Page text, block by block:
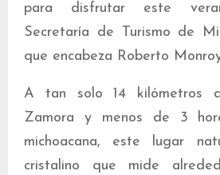
para disfrutar este
Secretaría de Turismo de
que encabeza Roberto
A tan solo 14 kilómetros
Zamora y menos de 3
michoacana, este lugar
cristalino que mide